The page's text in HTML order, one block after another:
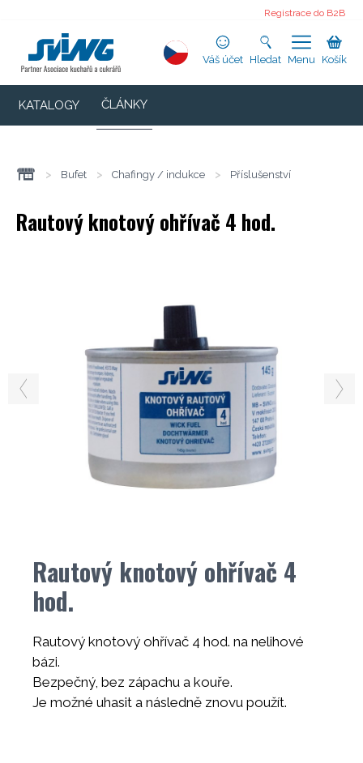
Registrace do B2B
Váš účet Hledat Menu Košík
KATALOGY ČLÁNKY
> Bufet > Chafingy / indukce > Příslušenství
Rautový knotový ohřívač 4 hod.
Rautový knotový ohřívač 4
hod.
Rautový knotový ohřívač 4 hod. na nelihové
bázi.
Bezpečný, bez zápachu a kouře.
Je možné uhasit a následně znovu použít.